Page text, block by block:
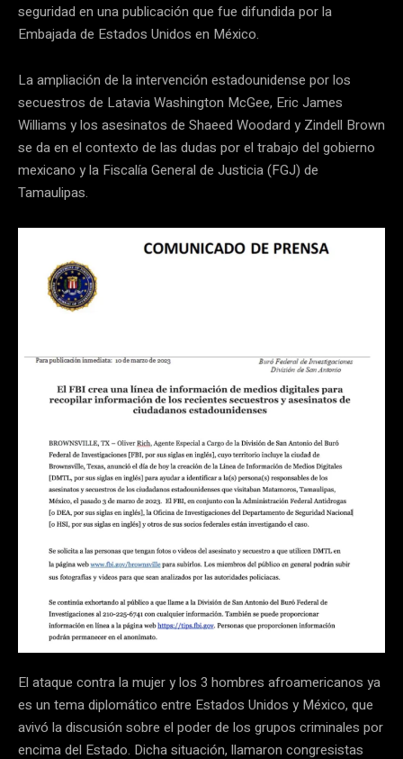
seguridad en una publicación que fue difundida por la
Embajada de Estados Unidos en México.
La ampliación de la intervención estadounidense por los
secuestros de Latavia Washington McGee, Eric James
Williams y los asesinatos de Shaeed Woodard y Zindell Brown
se da en el contexto de las dudas por el trabajo del gobierno
mexicano y la Fiscalía General de Justicia (FGJ) de
Tamaulipas.
El ataque contra la mujer y los 3 hombres afroamericanos ya
es un tema diplomático entre Estados Unidos y México, que
avivó la discusión sobre el poder de los grupos criminales por
encima del Estado. Dicha situación, llamaron congresistas